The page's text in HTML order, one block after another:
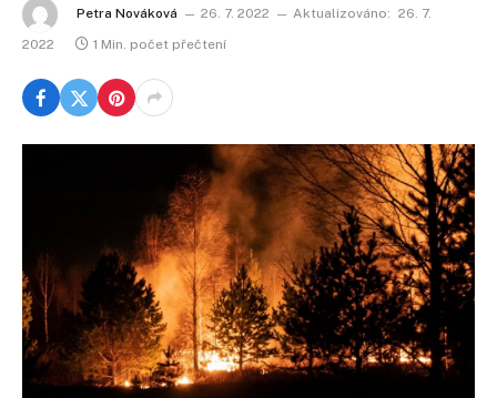
Petra Nováková 26. 7. 2022 Aktualizováno: 26. 7.
2022
1 Min. počet přečtení